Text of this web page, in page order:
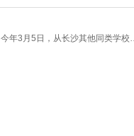
今年3月5日，从长沙其他同类学